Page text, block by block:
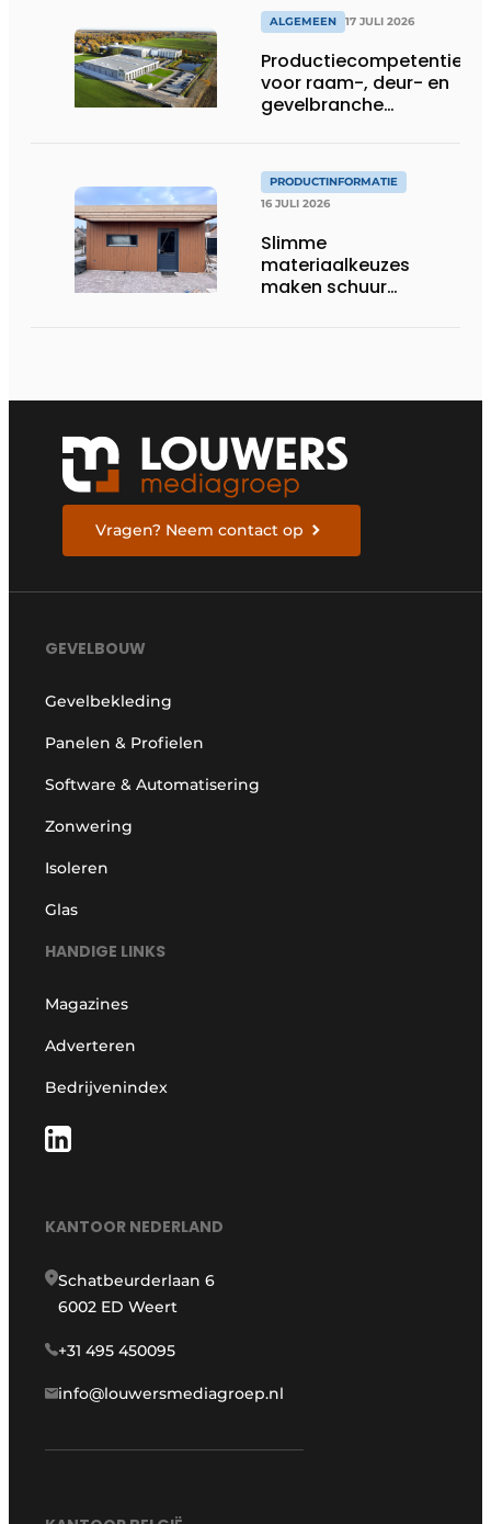
ALGEMEEN 17 JULI 2026
Productiecompetentie
voor raam-, deur- en
gevelbranche
PRODUCTINFORMATIE
16 JULI 2026
Slimme
materiaalkeuzes
maken schuur
Vragen? Neem contact op
GEVELBOUW
Gevelbekleding
Panelen & Profielen
Software & Automatisering
Zonwering
Isoleren
Glas
HANDIGE LINKS
Magazines
Adverteren
Bedrijvenindex
KANTOOR NEDERLAND
Schatbeurderlaan 6
6002 ED Weert
+31 495 450095
info@louwersmediagroep.nl